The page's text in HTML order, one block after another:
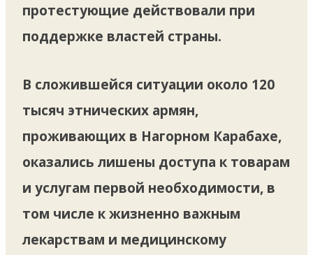
протестующие действовали при
поддержке властей страны.
В сложившейся ситуации около 120
тысяч этнических армян,
проживающих в Нагорном Карабахе,
оказались лишены доступа к товарам
и услугам первой необходимости, в
том числе к жизненно важным
лекарствам и медицинскому